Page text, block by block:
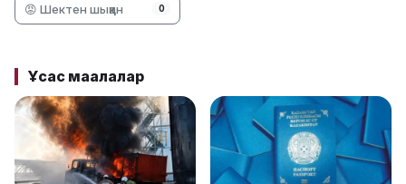
😡 Шектен шыққан 0
Ұқсас мақалалар